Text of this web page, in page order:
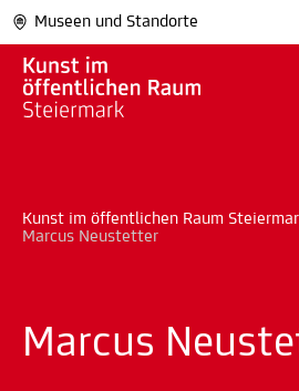
Museen und Standorte
Kunst im öffentlichen Raum
Marcus Neustetter
Marcus